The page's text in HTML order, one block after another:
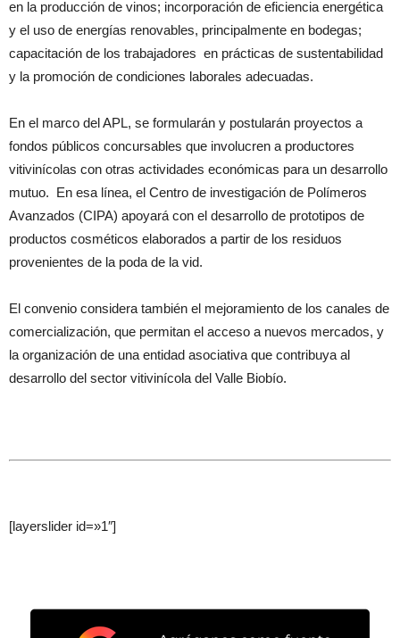
en la producción de vinos; incorporación de eficiencia energética
y el uso de energías renovables, principalmente en bodegas;
capacitación de los trabajadores en prácticas de sustentabilidad
y la promoción de condiciones laborales adecuadas.
En el marco del APL, se formularán y postularán proyectos a
fondos públicos concursables que involucren a productores
vitivinícolas con otras actividades económicas para un desarrollo
mutuo. En esa línea, el Centro de investigación de Polímeros
Avanzados (CIPA) apoyará con el desarrollo de prototipos de
productos cosméticos elaborados a partir de los residuos
provenientes de la poda de la vid.
El convenio considera también el mejoramiento de los canales de
comercialización, que permitan el acceso a nuevos mercados, y
la organización de una entidad asociativa que contribuya al
desarrollo del sector vitivinícola del Valle Biobío.
[layerslider id=»1″]